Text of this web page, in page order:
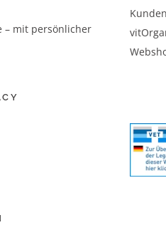
– mit persönlicher